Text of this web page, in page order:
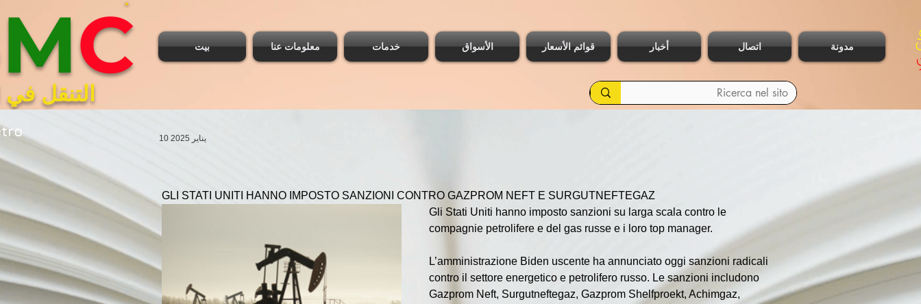
التنقل في
MC بيت معلومات عنا خدمات الأسواق قوائم الأسعار أخبار اتصال مدونة
10 يناير 2025
GLI STATI UNITI HANNO IMPOSTO SANZIONI CONTRO GAZPROM NEFT E SURGUTNEFTEGAZ
Gli Stati Uniti hanno imposto sanzioni su larga scala contro le
compagnie petrolifere e del gas russe e i loro top manager.
L’amministrazione Biden uscente ha annunciato oggi sanzioni radicali
contro il settore energetico e petrolifero russo. Le sanzioni includono
Gazprom Neft, Surgutneftegaz, Gazprom Shelfproekt, Achimgaz,